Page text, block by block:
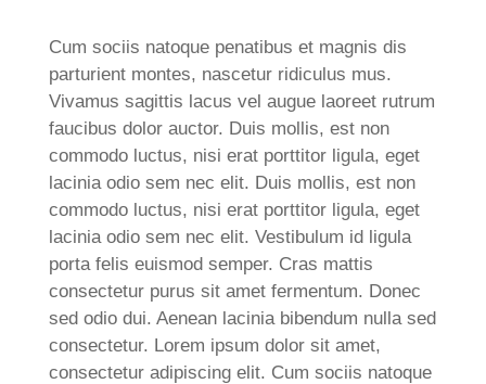
Cum sociis natoque penatibus et magnis dis
parturient montes, nascetur ridiculus mus.
Vivamus sagittis lacus vel augue laoreet rutrum
faucibus dolor auctor. Duis mollis, est non
commodo luctus, nisi erat porttitor ligula, eget
lacinia odio sem nec elit. Duis mollis, est non
commodo luctus, nisi erat porttitor ligula, eget
lacinia odio sem nec elit. Vestibulum id ligula
porta felis euismod semper. Cras mattis
consectetur purus sit amet fermentum. Donec
sed odio dui. Aenean lacinia bibendum nulla sed
consectetur. Lorem ipsum dolor sit amet,
consectetur adipiscing elit. Cum sociis natoque